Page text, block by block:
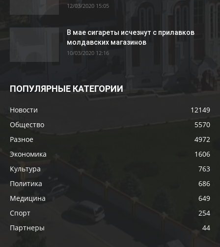
12/03/2020 15:05
В мае сигареты исчезнут с прилавков
молдавских магазинов
10/03/2020 12:16
ПОПУЛЯРНЫЕ КАТЕГОРИИ
Новости
12149
Общество
5570
Разное
4972
Экономика
1606
Культура
763
Политика
686
Медицина
649
Спорт
254
Партнеры
44